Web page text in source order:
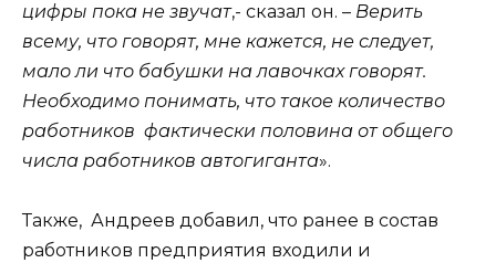
цифры пока не звучат,- сказал он. – Верить
всему, что говорят, мне кажется, не следует,
мало ли что бабушки на лавочках говорят.
Необходимо понимать, что такое количество
работников фактически половина от общего
числа работников автогиганта».
Также, Андреев добавил, что ранее в состав
работников предприятия входили и